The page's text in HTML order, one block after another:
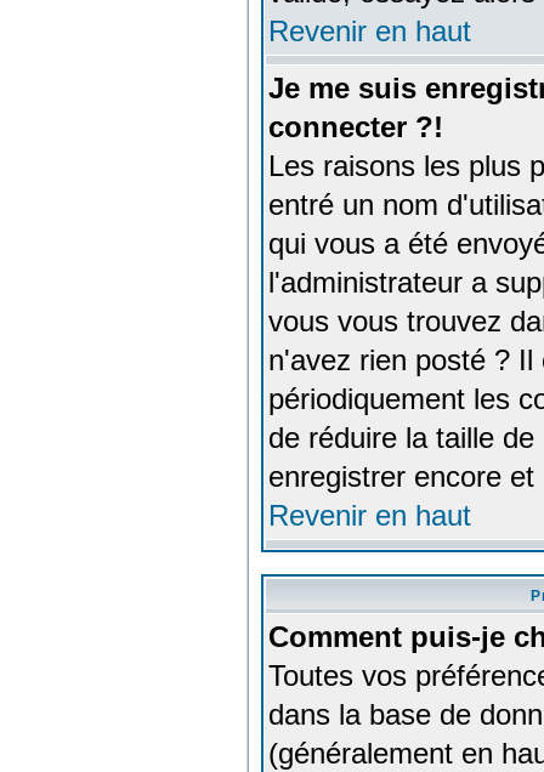
Revenir en haut
Je me suis
connecter ?!
Les raisons les plus
entré un nom
qui vous a été
l'administrateur a
vous vous trouvez
n'avez rien posté ?
périodiquement les
de réduire la taille
enregistrer encore
Revenir en haut
Comment puis-je
Toutes vos
dans la base de
(généralement en